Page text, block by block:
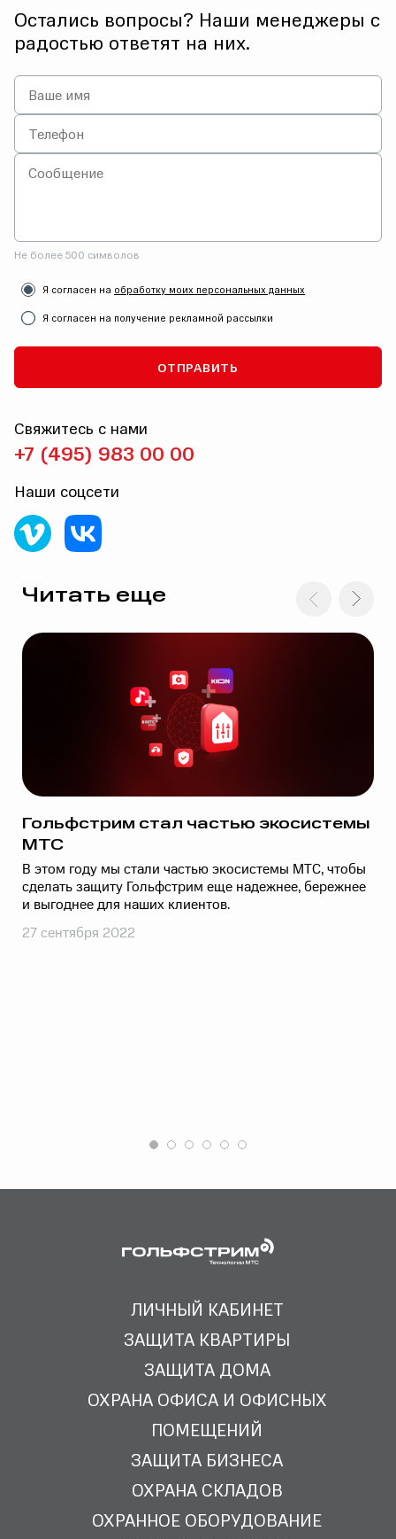
Остались вопросы? Наши менеджеры с
радостью ответят на них.
Не более 500 символов
Я согласен на обработку моих персональных данных
Я согласен на получение рекламной рассылки
ОТПРАВИТЬ
Свяжитесь с нами
+7 (495) 983 00 00
Наши соцсети
Читать еще
Гольфстрим стал частью экосистемы
МТС
В этом году мы стали частью экосистемы МТС, чтобы
сделать защиту Гольфстрим еще надежнее, бережнее
и выгоднее для наших клиентов.
27 сентября 2022
ЛИЧНЫЙ КАБИНЕТ
ЗАЩИТА КВАРТИРЫ
ЗАЩИТА ДОМА
ОХРАНА ОФИСА И ОФИСНЫХ
ПОМЕЩЕНИЙ
ЗАЩИТА БИЗНЕСА
ОХРАНА СКЛАДОВ
ОХРАННОЕ ОБОРУДОВАНИЕ